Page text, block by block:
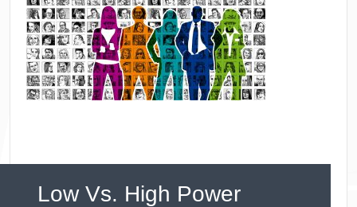
Low Vs. High Power